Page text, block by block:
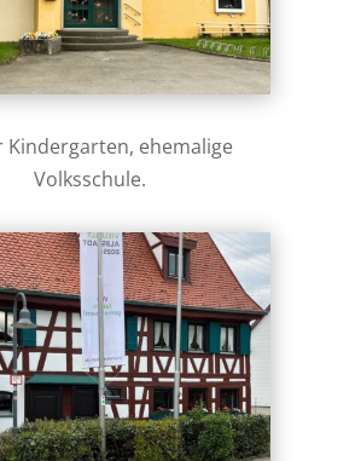
Kindergarten, ehemalige
Volksschule.